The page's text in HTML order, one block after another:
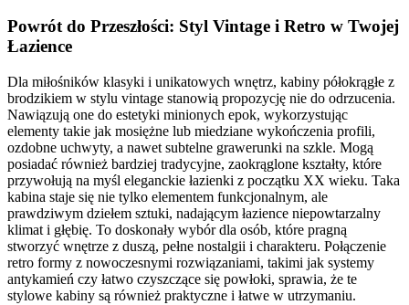
Powrót do Przeszłości: Styl Vintage i Retro w Twojej
Łazience
Dla miłośników klasyki i unikatowych wnętrz, kabiny półokrągłe z
brodzikiem w stylu vintage stanowią propozycję nie do odrzucenia.
Nawiązują one do estetyki minionych epok, wykorzystując
elementy takie jak mosiężne lub miedziane wykończenia profili,
ozdobne uchwyty, a nawet subtelne grawerunki na szkle. Mogą
posiadać również bardziej tradycyjne, zaokrąglone kształty, które
przywołują na myśl eleganckie łazienki z początku XX wieku. Taka
kabina staje się nie tylko elementem funkcjonalnym, ale
prawdziwym dziełem sztuki, nadającym łazience niepowtarzalny
klimat i głębię. To doskonały wybór dla osób, które pragną
stworzyć wnętrze z duszą, pełne nostalgii i charakteru. Połączenie
retro formy z nowoczesnymi rozwiązaniami, takimi jak systemy
antykamień czy łatwo czyszczące się powłoki, sprawia, że te
stylowe kabiny są również praktyczne i łatwe w utrzymaniu.